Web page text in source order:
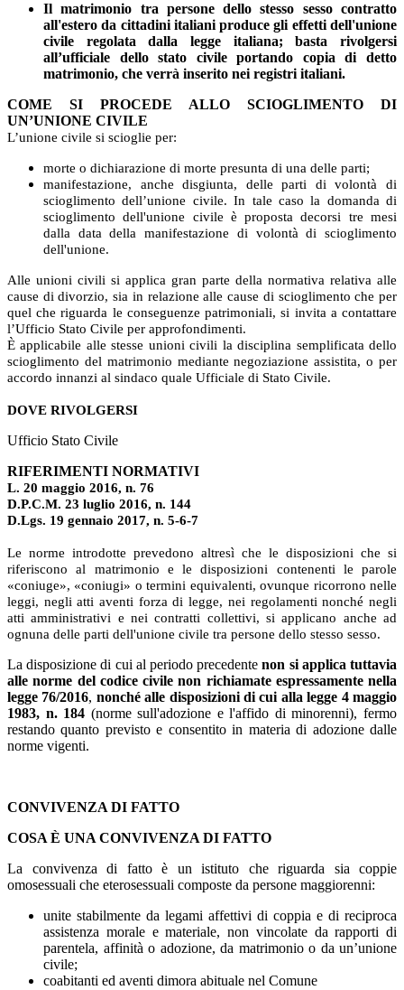
Il matrimonio tra persone dello stesso sesso contratto
all'estero da cittadini italiani produce gli effetti dell'unione
civile regolata dalla legge italiana;basta rivolgersi
all’ufficiale dello stato civile portando copia di detto
matrimonio, che verrà inserito nei registri italiani.
COME SI PROCEDE ALLO SCIOGLIMENTO DI
UN’UNIONE CIVILE
L’unione civile si scioglie per:
morte o dichiarazione di morte presunta di una delle parti;
manifestazione, anche disgiunta, delle parti di volontà di
scioglimento dell’unione civile. In tale caso la domanda di
scioglimento dell'unione civile è proposta decorsi tre mesi
dalla data della manifestazione di volontà di scioglimento
dell'unione.
Alle unioni civili si applica gran parte della normativa relativa alle
cause di divorzio, sia in relazione alle cause di scioglimento che per
quel che riguarda le conseguenze patrimoniali, si invita a contattare
l’Ufficio Stato Civile per approfondimenti.
È applicabile alle stesse unioni civili la disciplina semplificata dello
scioglimento del matrimonio mediante negoziazione assistita, o per
accordo innanzi al sindaco quale Ufficiale di Stato Civile.
DOVE RIVOLGERSI
Ufficio Stato Civile
RIFERIMENTI NORMATIVI
L. 20 maggio 2016, n. 76
D.P.C.M. 23 luglio 2016, n. 144
D.Lgs. 19 gennaio 2017, n. 5-6-7
Le norme introdotte prevedono altresì che le disposizioni che si
riferiscono al matrimonio e le disposizioni contenenti le parole
«coniuge», «coniugi» o termini equivalenti, ovunque ricorrono nelle
leggi, negli atti aventi forza di legge, nei regolamenti nonché negli
atti amministrativi e nei contratti collettivi, si applicano anche ad
ognuna delle parti dell'unione civile tra persone dello stesso sesso.
La disposizione di cui al periodo precedentenon si applica tuttavia
alle norme del codice civile non richiamate espressamente nella
legge 76/2016, nonché alle disposizioni di cui alla legge 4 maggio
1983, n. 184 (norme sull'adozione e l'affido di minorenni), fermo
restando quanto previsto e consentito in materia di adozione dalle
norme vigenti.
CONVIVENZA DI FATTO
COSA È UNA CONVIVENZA DI FATTO
La convivenza di fatto è un istituto che riguarda sia coppie
omosessuali che eterosessuali composte da persone maggiorenni:
unite stabilmente da legami affettivi di coppia e di reciproca
assistenza morale e materiale, non vincolate da rapporti di
parentela, affinità o adozione, da matrimonio o da un’unione
civile;
coabitanti ed aventi dimora abituale nel Comune